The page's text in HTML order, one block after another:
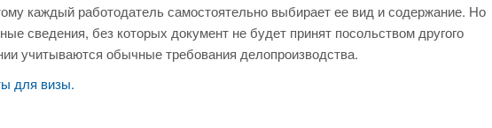
каждый работодатель самостоятельно выбирает ее вид и содержание. Но
сведения, без которых документ не будет принят посольством другого
учитываются обычные требования делопроизводства.
для визы.